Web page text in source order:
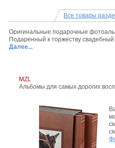
Все товары
Оригинальные подарочные
Подаренный к торжеству
семьи Ваших друзей или близких!
Далее...
MZL
Альбомы для самых дорогих